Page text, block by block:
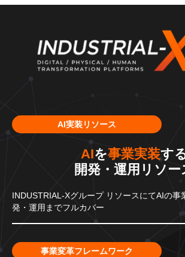
AI実装リソース
AIを事業実装す
開発・運用リソー
INDUSTRIAL-XグループリソースにてAIの事
発・運用までフルカバー
事業変革フレームワーク